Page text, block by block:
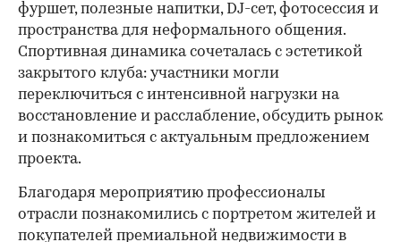
фуршет, полезные напитки, DJ-сет, фотосессия и
пространства для неформального общения.
Спортивная динамика сочеталась с эстетикой
закрытого клуба: участники могли
переключиться с интенсивной нагрузки на
восстановление и расслабление, обсудить рынок
и познакомиться с актуальным предложением
проекта.
Благодаря мероприятию профессионалы
отрасли познакомились с портретом жителей и
покупателей премиальной недвижимости в